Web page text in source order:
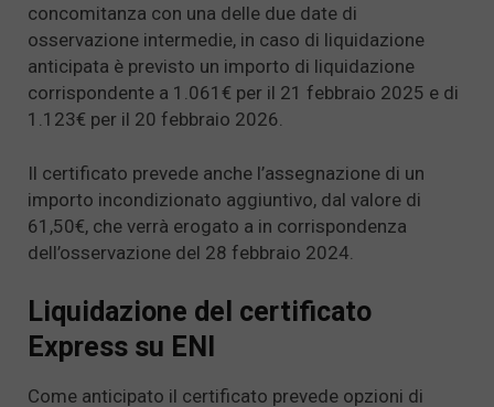
concomitanza con una delle due date di
osservazione intermedie, in caso di liquidazione
anticipata è previsto un importo di liquidazione
corrispondente a 1.061€ per il 21 febbraio 2025 e di
1.123€ per il 20 febbraio 2026.
Il certificato prevede anche l’assegnazione di un
importo incondizionato aggiuntivo, dal valore di
61,50€, che verrà erogato a in corrispondenza
dell’osservazione del 28 febbraio 2024.
Liquidazione del certificato
Express su ENI
Come anticipato il certificato prevede opzioni di